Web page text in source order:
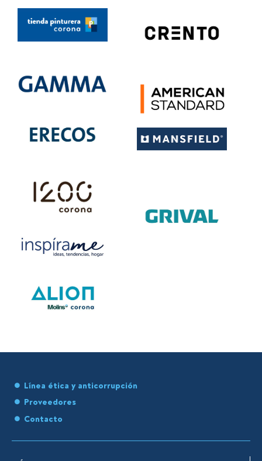
Línea ética y anticorrupción
Proveedores
Contacto